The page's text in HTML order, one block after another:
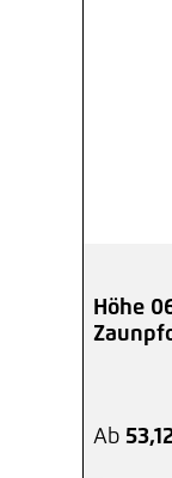
Höhe
Ab